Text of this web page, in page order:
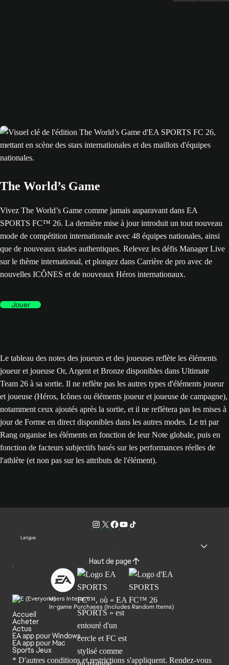
The World’s Game
Vivez The World’s Game comme jamais auparavant dans EA
SPORTS FC™ 26. La dernière mise à jour introduit un tout nouveau
mode de compétition internationale avec 48 équipes nationales, ainsi
que de nouveaux stades authentiques. Relevez les défis Manager Live
sur le thème international, et plongez dans Carrière de pro avec de
nouvelles ICÔNES et de nouveaux Héros internationaux.
Jouer
Le tableau des notes des joueurs et des joueuses reflète les éléments
joueur et joueuse Or, Argent et Bronze disponibles dans Ultimate
Team 26 à sa sortie. Il ne reflète pas les autres types d'éléments joueur
et joueuse (Héros, Icônes ou éléments joueur et joueuse de campagne),
notamment ceux ajoutés après la sortie, et il ne reflètera pas les mises à
jour de Forme en direct disponibles dans les autres modes. Le tri par
Rang organise les éléments en fonction de leur Note globale, puis en
fonction de facteurs subjectifs basés sur les performances réelles de
l'athlète (et non pas sur les attributs de l'élément).
Langue
Haut de page
Users Interact
In-game Purchases (Includes Random Items)
Accueil
Acheter
Actus
EA app pour Windows
EA app pour Mac
Sports Jeux
* D'autres conditions et restrictions s'appliquent. Rendez-vous